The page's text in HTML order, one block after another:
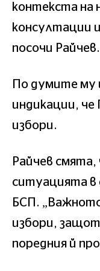
контекста на
консултации
посочи Райчев.
По думите му
индикации, че
избори.
Райчев смята,
ситуацията в
БСП. „Важното
избори,
поредния й